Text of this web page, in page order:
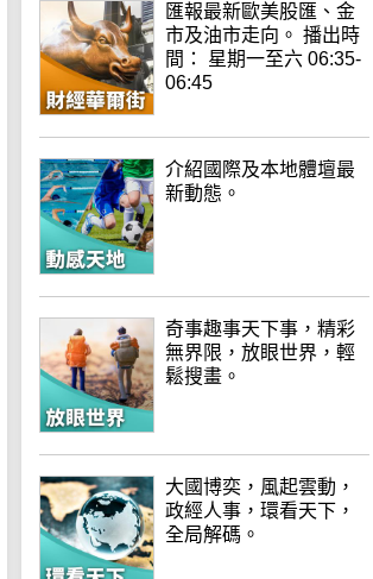
匯報最新歐美股匯、金
市及油市走向。 播出時
間： 星期一至六 06:35-
06:45
介紹國際及本地體壇最
新動態。
奇事趣事天下事，精彩
無界限，放眼世界，輕
鬆搜畫。
大國博奕，風起雲動，
政經人事，環看天下，
全局解碼。